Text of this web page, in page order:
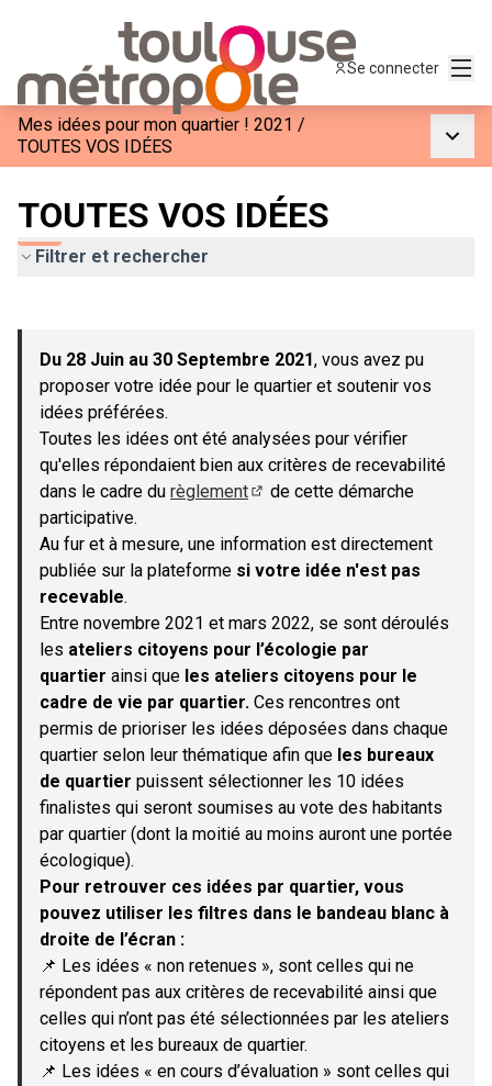
Se connecter
Mes idées pour mon quartier ! 2021 /
TOUTES VOS IDÉES
TOUTES VOS IDÉES
Filtrer et rechercher
−
Du 28 Juin au 30 Septembre 2021, vous avez pu
proposer votre idée pour le quartier et soutenir vos
idées préférées.
Toutes les idées ont été analysées pour vérifier
qu'elles répondaient bien aux critères de recevabilité
dans le cadre du règlement
de cette démarche
participative.
Au fur et à mesure, une information est directement
publiée sur la plateforme si votre idée n'est pas
recevable.
Entre novembre 2021 et mars 2022, se sont déroulés
les ateliers citoyens pour l’écologie par
quartier ainsi que les ateliers citoyens pour le
cadre de vie par quartier. Ces rencontres ont
permis de prioriser les idées déposées dans chaque
quartier selon leur thématique afin que les bureaux
de quartier puissent sélectionner les 10 idées
finalistes qui seront soumises au vote des habitants
par quartier (dont la moitié au moins auront une portée
écologique).
Pour retrouver ces idées par quartier, vous
pouvez utiliser les filtres dans le bandeau blanc à
droite de l’écran :
📌 Les idées « non retenues », sont celles qui ne
répondent pas aux critères de recevabilité ainsi que
celles qui n’ont pas été sélectionnées par les ateliers
citoyens et les bureaux de quartier.
📌 Les idées « en cours d’évaluation » sont celles qui